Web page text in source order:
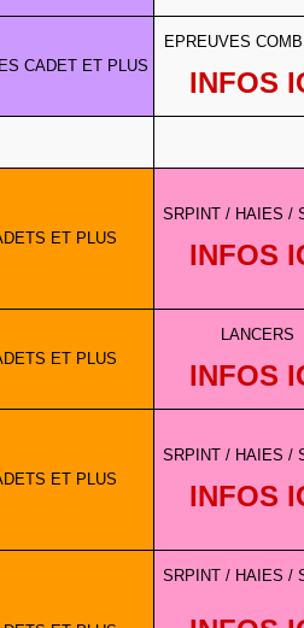
CADET ET PLUS
EPREUVES
INFOS
ET PLUS
SRPINT / HAIES /
INFOS
ET PLUS
LANCERS
INFOS
ET PLUS
SRPINT / HAIES /
INFOS
SRPINT / HAIES /